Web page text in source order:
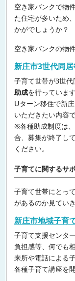
空き家バンクで物
た住宅が多いため
かがでしょうか？
空き家バンクの物
新庄市3世代同
子育て世帯が3世
助成を行っています
Uターン移住で新
いただきたい内容で
※各種助成制度は
合、募集が終了し
ください。
子育てに関するサ
子育て世帯にとっ
があるのか見てい
新庄市地域子育
子育て支援センタ
負担感等、何でも
来所や電話による
各種子育て講座を